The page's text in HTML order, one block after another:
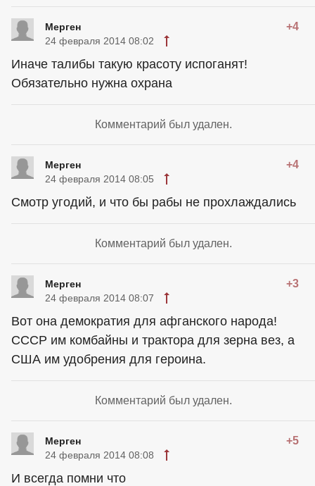
Мерген +4
24 февраля 2014 08:02
Иначе талибы такую красоту испоганят!
Обязательно нужна охрана
Комментарий был удален.
Мерген +4
24 февраля 2014 08:05
Смотр угодий, и что бы рабы не прохлаждались
Комментарий был удален.
Мерген +3
24 февраля 2014 08:07
Вот она демократия для афганского народа!
СССР им комбайны и трактора для зерна вез, а
США им удобрения для героина.
Комментарий был удален.
Мерген +5
24 февраля 2014 08:08
И всегда помни что